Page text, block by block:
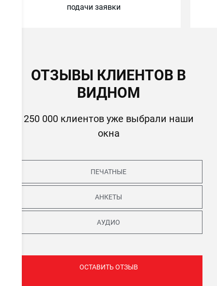
подачи заявки
ОТЗЫВЫ КЛИЕНТОВ В
ВИДНОМ
250 000 клиентов уже выбрали наши
окна
ПЕЧАТНЫЕ
АНКЕТЫ
АУДИО
ОСТАВИТЬ ОТЗЫВ